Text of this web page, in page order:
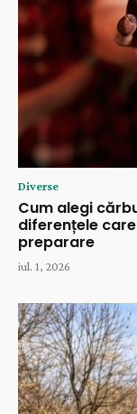
Diverse
Cum alegi
diferențele
preparare
iul. 1, 2026